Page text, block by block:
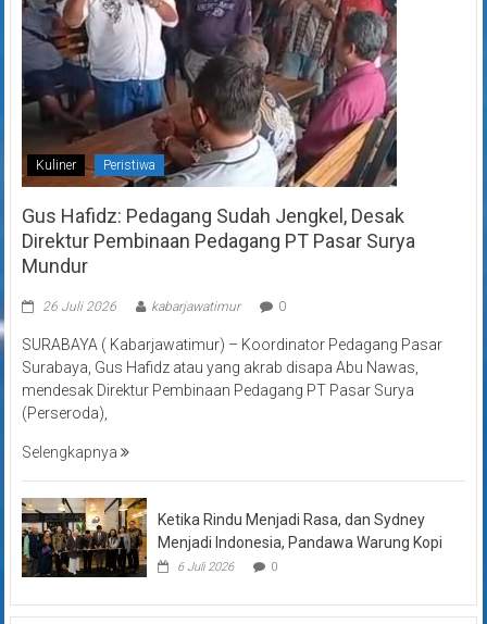
Kuliner Peristiwa
Gus Hafidz: Pedagang Sudah Jengkel, Desak
Direktur Pembinaan Pedagang PT Pasar Surya
Mundur
26 Juli 2026 kabarjawatimur 0
SURABAYA ( Kabarjawatimur) – Koordinator Pedagang Pasar
Surabaya, Gus Hafidz atau yang akrab disapa Abu Nawas,
mendesak Direktur Pembinaan Pedagang PT Pasar Surya
(Perseroda),
Selengkapnya
Ketika Rindu Menjadi Rasa, dan Sydney
Menjadi Indonesia, Pandawa Warung Kopi
6 Juli 2026 0